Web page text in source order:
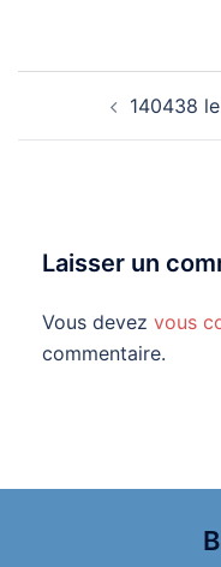
d’article 140438
Laisser un
Vous devez vous
commentaire.